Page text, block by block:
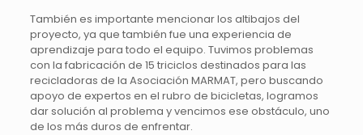
También es importante mencionar los altibajos del
proyecto, ya que también fue una experiencia de
aprendizaje para todo el equipo. Tuvimos problemas
con la fabricación de 15 triciclos destinados para las
recicladoras de la Asociación MARMAT, pero buscando
apoyo de expertos en el rubro de bicicletas, logramos
dar solución al problema y vencimos ese obstáculo, uno
de los más duros de enfrentar.